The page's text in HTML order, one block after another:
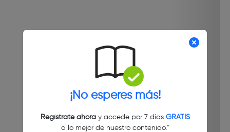
¡No esperes más!
Regístrate ahoray accede por 7 días GRATIS
a lo mejor de nuestro contenido."